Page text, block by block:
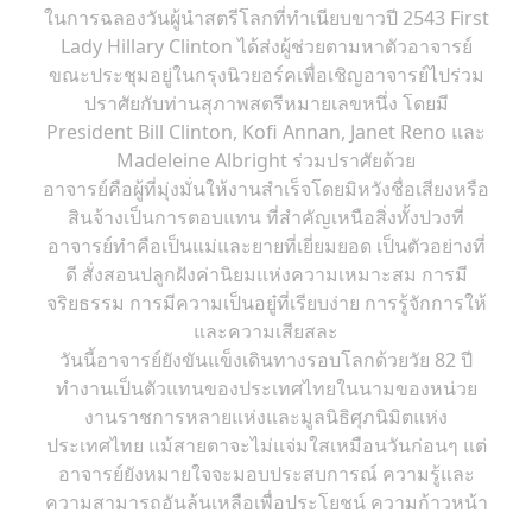
ในการฉลองวันผู้นำสตรีโลกที่ทำเนียบขาวปี 2543 First
Lady Hillary Clinton ได้ส่งผู้ช่วยตามหาตัวอาจารย์
ขณะประชุมอยู่ในกรุงนิวยอร์คเพื่อเชิญอาจารย์ไปร่วม
ปราศัยกับท่านสุภาพสตรีหมายเลขหนึ่ง โดยมี
President Bill Clinton, Kofi Annan, Janet Reno และ
Madeleine Albright ร่วมปราศัยด้วย
อาจารย์คือผู้ที่มุ่งมั่นให้งานสำเร็จโดยมิหวังชื่อเสียงหรือ
สินจ้างเป็นการตอบแทน ที่สำคัญเหนือสิ่งทั้งปวงที่
อาจารย์ทำคือเป็นแม่และยายที่เยี่ยมยอด เป็นตัวอย่างที่
ดี สั่งสอนปลูกฝังค่านิยมแห่งความเหมาะสม การมี
จริยธรรม การมีความเป็นอยู๋ที่เรียบง่าย การรู้จักการให้
และความเสียสละ
วันนี้อาจารย์ยังขันแข็งเดินทางรอบโลกด้วยวัย 82 ปี
ทำงานเป็นตัวแทนของประเทศไทยในนามของหน่วย
งานราชการหลายแห่งและมูลนิธิศุภนิมิตแห่ง
ประเทศไทย แม้สายตาจะไม่แจ่มใสเหมือนวันก่อนๆ แต่
อาจารย์ยังหมายใจจะมอบประสบการณ์ ความรู้และ
ความสามารถอันล้นเหลือเพื่อประโยชน์ ความก้าวหน้า